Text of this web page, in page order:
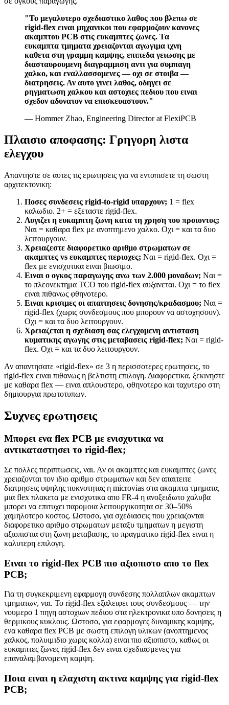
"Το μεγαλυτερο σχεδιαστικο λαθος που βλεπω σε
rigid-flex ειναι μηχανικοι που εφαρμοζουν κανονες
ακαμπτου PCB στις ευκαμπτες ζωνες. Τα
ευκαμπτα τμηματα χρειαζονται αγωγιμα ιχνη
καθετα στη γραμμη καμψης, επιπεδα γειωσης με
διασταυρουμενη διαγραμμιση αντι για συμπαγη
χαλκο, και εναλλασσομενες — οχι σε στοιβα —
διατρησεις. Αν αυτο γινει λαθος, οδηγει σε
ρηγματωση χαλκου και αστοχιες πεδιου που ειναι
σχεδον αδυνατον να επισκευαστουν."
— Hommer Zhao, Engineering Director at FlexiPCB
Πλαισιο αποφασης: Γρηγορη λιστα
ελεγχου
Απαντηστε σε αυτες τις ερωτησεις για να εντοπισετε τη σωστη
αρχιτεκτονικη:
Ποσες συνδεσεις rigid-to-rigid υπαρχουν; 1 = flex
καλωδιο. 2+ = εξεταστε rigid-flex.
Λυγιζει η ευκαμπτη ζωνη κατα τη χρηση του προιοντος;
Ναι = καθαρα flex με ανοπτημενο χαλκο. Οχι = και τα δυο
λειτουργουν.
Χρειαζεστε διαφορετικο αριθμο στρωματων σε
ακαμπτες vs ευκαμπτες περιοχες; Ναι = rigid-flex. Οχι =
flex με ενισχυτικα ειναι βιωσιμο.
Ειναι ο ογκος παραγωγης ανω των 2.000 μοναδων; Ναι =
το πλεονεκτημα TCO του rigid-flex αυξανεται. Οχι = το flex
ειναι πιθανως φθηνοτερο.
Ειναι κρισιμες οι απαιτησεις δονησης/κραδασμου; Ναι =
rigid-flex (χωρις συνδεσμους που μπορουν να αστοχησουν).
Οχι = και τα δυο λειτουργουν.
Χρειαζεται η σχεδιαση σας ελεγχομενη αντισταση
κυματικης αγωγης στις μεταβασεις rigid-flex; Ναι = rigid-
flex. Οχι = και τα δυο λειτουργουν.
Αν απαντησατε «rigid-flex» σε 3 η περισσοτερες ερωτησεις, το
rigid-flex ειναι πιθανως η βελτιστη επιλογη. Διαφορετικα, ξεκινηστε
με καθαρα flex — ειναι απλουστερο, φθηνοτερο και ταχυτερο στη
δημιουργια πρωτοτυπων.
Συχνες ερωτησεις
Μπορει ενα flex PCB με ενισχυτικα να
αντικαταστησει το rigid-flex;
Σε πολλες περιπτωσεις, ναι. Αν οι ακαμπτες και ευκαμπτες ζωνες
χρειαζονται τον ιδιο αριθμο στρωματων και δεν απαιτειτε
διατρησεις υψηλης πυκνοτητας η microvias στα ακαμπτα τμηματα,
μια flex πλακετα με ενισχυτικα απο FR-4 η ανοξειδωτο χαλυβα
μπορει να επιτυχει παρομοια λειτουργικοτητα σε 30–50%
χαμηλοτερο κοστος. Ωστοσο, για σχεδιασεις που χρειαζονται
διαφορετικο αριθμο στρωματων μεταξυ τμηματων η μεγιστη
αξιοπιστια στη ζωνη μεταβασης, το πραγματικο rigid-flex ειναι η
καλυτερη επιλογη.
Ειναι το rigid-flex PCB πιο αξιοπιστο απο το flex
PCB;
Για τη συγκεκριμενη εφαρμογη συνδεσης πολλαπλων ακαμπτων
τμηματων, ναι. Το rigid-flex εξαλειφει τους συνδεσμους — την
νουμερο 1 πηγη αστοχιων πεδιου στα ηλεκτρονικα υπο δονησεις η
θερμικους κυκλους. Ωστοσο, για εφαρμογες δυναμικης καμψης,
ενα καθαρα flex PCB με σωστη επιλογη υλικων (ανοπτημενος
χαλκος, πολυιμιδιο χωρις κολλα) ειναι πιο αξιοπιστο, καθως οι
ευκαμπτες ζωνες rigid-flex δεν ειναι σχεδιασμενες για
επαναλαμβανομενη καμψη.
Ποια ειναι η ελαχιστη ακτινα καμψης για rigid-flex
PCB;